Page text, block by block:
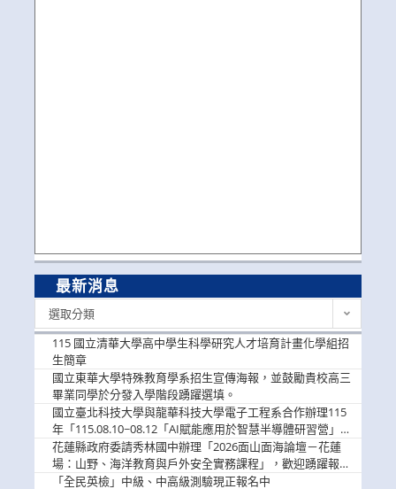
最新消息
選取分類
115 國立清華大學高中學生科學研究人才培育計畫化學組招
生簡章
國立東華大學特殊教育學系招生宣傳海報，並鼓勵貴校高三
畢業同學於分發入學階段踴躍選填。
國立臺北科技大學與龍華科技大學電子工程系合作辦理115
年「115.08.10~08.12「AI賦能應用於智慧半導體研習營」，
歡迎學生踴躍報名參加
花蓮縣政府委請秀林國中辦理「2026面山面海論壇－花蓮
場：山野、海洋教育與戶外安全實務課程」，歡迎踴躍報名
參加
「全民英檢」中級、中高級測驗現正報名中